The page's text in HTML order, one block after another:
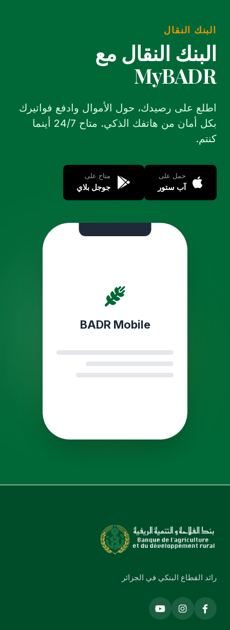
البنك النقال
البنك النقال مع
MyBADR
اطلع على رصيدك، حول الأموال وادفع فواتيرك
بكل أمان من هاتفك الذكي. متاح 24/7 أينما
كنتم.
حمل على
آب ستور
متاح على
جوجل بلاي
BADR Mobile
رائد القطاع البنكي في الجزائر